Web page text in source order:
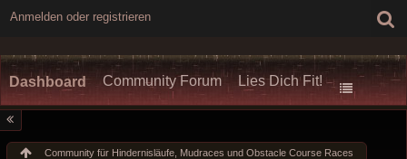
Anmelden oder registrieren
Dashboard Community Forum Lies Dich Fit!
Community für Hindernisläufe, Mudraces und Obstacle Course Races